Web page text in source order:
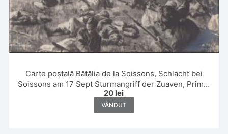
Carte poștală Bătălia de la Soissons, Schlacht bei
Soissons am 17 Sept Sturmangriff der Zuaven, Primul
Război Mondial
20 lei
VÂNDUT